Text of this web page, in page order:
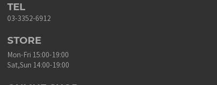
TEL
03-3352-6912
STORE
Mon-Fri 15:00-19:00
Sat,Sun 14:00-19:00